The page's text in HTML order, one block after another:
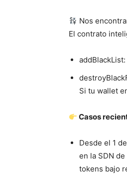
Nos
El contrato
Si tu wallet
Casos
Desde el 1
en la SDN
tokens bajo